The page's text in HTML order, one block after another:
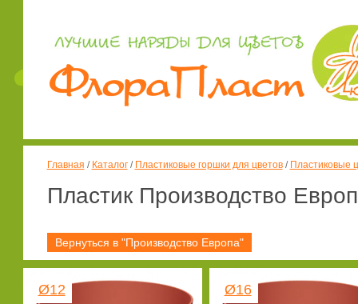
Главная / Каталог/ Пластиковые горшки для цветов/ Пластиковые
Пластик Производство
Вернуться в "Производство Европа"
Ø12 Ø16